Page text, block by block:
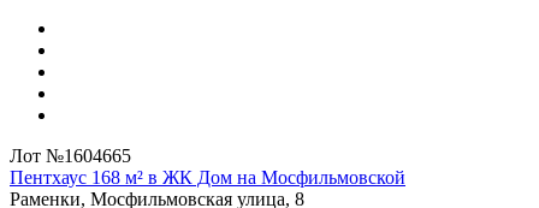
Лот №1604665
Пентхаус 168 м² в ЖК Дом на Мосфильмовской
Раменки, Мосфильмовская улица, 8